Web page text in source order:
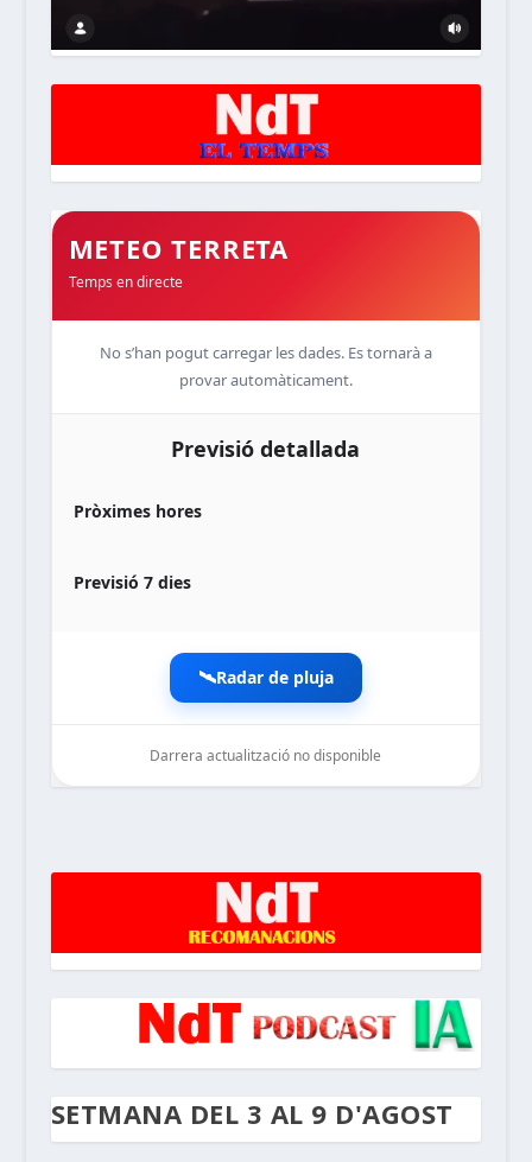
METEO TERRETA
Temps en directe
No s’han pogut carregar les dades. Es tornarà a
provar automàticament.
Previsió detallada
Pròximes hores
Previsió 7 dies
🛰️Radar de pluja
Darrera actualització no disponible
SETMANA DEL 3 AL 9 D'AGOST